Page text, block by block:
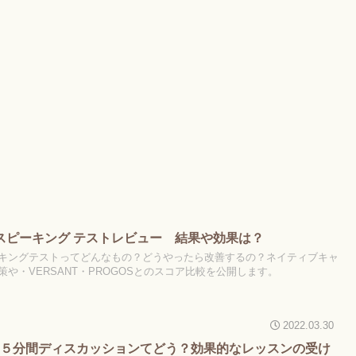
ピーキング テストレビュー 結果や効果は？
ングテストってどんなもの？どうやったら改善するの？ネイティブキャ
や・VERSANT・PROGOSとのスコア比較を公開します。
2022.03.30
分間ディスカッションてどう？効果的なレッスンの受け